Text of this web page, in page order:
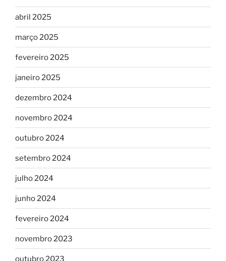
abril 2025
março 2025
fevereiro 2025
janeiro 2025
dezembro 2024
novembro 2024
outubro 2024
setembro 2024
julho 2024
junho 2024
fevereiro 2024
novembro 2023
outubro 2023